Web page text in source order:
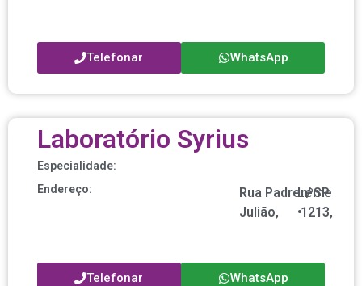
Telefonar WhatsApp
Laboratório Syrius
Especialidade:
Endereço:
Rua Padre
Julião,
nº
1213,
/
Leme
•
SP
Telefonar WhatsApp